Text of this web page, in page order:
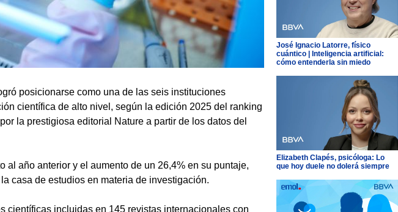
posicionarse como una de las seis instituciones
científica de alto nivel, según la edición 2025 del ranking
la prestigiosa editorial Nature a partir de los datos del
al año anterior y el aumento de un 26,4% en su puntaje,
casa de estudios en materia de investigación.
científicas incluidas en 145 revistas internacionales con
José Ignacio Latorre, físico
cuántico | Inteligencia artificial:
cómo entenderla sin miedo
Elizabeth Clapés, psicóloga: Lo
que hoy duele no dolerá siempre